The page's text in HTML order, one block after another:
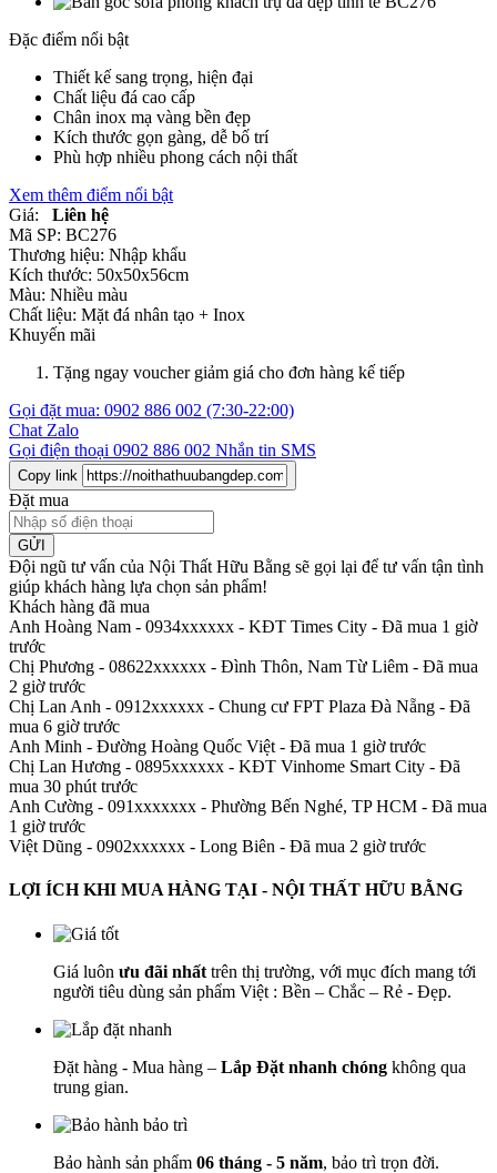
Đặc điểm nổi bật
Thiết kế sang trọng, hiện đại
Chất liệu đá cao cấp
Chân inox mạ vàng bền đẹp
Kích thước gọn gàng, dễ bố trí
Phù hợp nhiều phong cách nội thất
Xem thêm điểm nổi bật
Giá:
Liên hệ
Mã SP: BC276
Thương hiệu: Nhập khẩu
Kích thước: 50x50x56cm
Màu: Nhiều màu
Chất liệu: Mặt đá nhân tạo + Inox
Khuyến mãi
Tặng ngay voucher giảm giá cho đơn hàng kế tiếp
Gọi đặt mua: 0902 886 002 (7:30-22:00)
Chat Zalo
Gọi điện thoại 0902 886 002 Nhắn tin SMS
Copy link
Đặt mua
GỬI
Đội ngũ tư vấn của Nội Thất Hữu Bằng sẽ gọi lại để tư vấn tận tình
giúp khách hàng lựa chọn sản phẩm!
Khách hàng đã mua
Anh Hoàng Nam - 0934xxxxxx - KĐT Times City - Đã mua 1 giờ
trước
Chị Phương - 08622xxxxxx - Đình Thôn, Nam Từ Liêm - Đã mua
2 giờ trước
Chị Lan Anh - 0912xxxxxx - Chung cư FPT Plaza Đà Nẵng - Đã
mua 6 giờ trước
Anh Minh - Đường Hoàng Quốc Việt - Đã mua 1 giờ trước
Chị Lan Hương - 0895xxxxxx - KĐT Vinhome Smart City - Đã
mua 30 phút trước
Anh Cường - 091xxxxxxx - Phường Bến Nghé, TP HCM - Đã mua
1 giờ trước
Việt Dũng - 0902xxxxxx - Long Biên - Đã mua 2 giờ trước
LỢI ÍCH KHI MUA HÀNG TẠI - NỘI THẤT HỮU BẰNG
Giá luôn ưu đãi nhất trên thị trường, với mục đích mang tới
người tiêu dùng sản phẩm Việt : Bền – Chắc – Rẻ - Đẹp.
Đặt hàng - Mua hàng – Lắp Đặt nhanh chóng không qua
trung gian.
Bảo hành sản phẩm 06 tháng - 5 năm, bảo trì trọn đời.